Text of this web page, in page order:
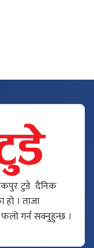
टुडे दैनिक
हो । ताजा
गर्न सक्नुहुन्छ ।